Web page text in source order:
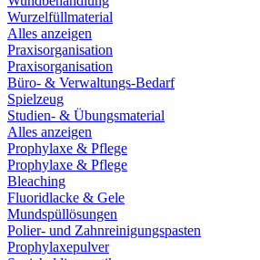
Wurzelfüllmaterial
Alles anzeigen
Praxisorganisation
Praxisorganisation
Büro- & Verwaltungs-Bedarf
Spielzeug
Studien- & Übungsmaterial
Alles anzeigen
Prophylaxe & Pflege
Prophylaxe & Pflege
Bleaching
Fluoridlacke & Gele
Mundspüllösungen
Polier- und Zahnreinigungspasten
Prophylaxepulver